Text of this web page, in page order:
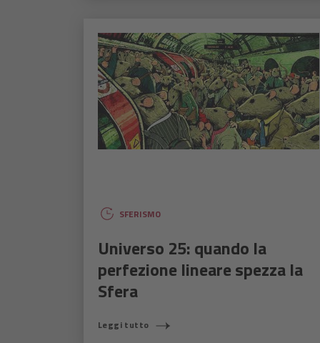
SFERISMO
Universo 25: quando la
perfezione lineare spezza la
Sfera
Leggi tutto